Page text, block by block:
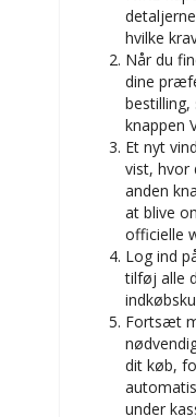
hvilke
Når du
dine
bestilling,
knappen
Et nyt
vist, hvor
anden
at blive
officielle
Log ind
tilføj alle
Fortsæt
dit køb,
under